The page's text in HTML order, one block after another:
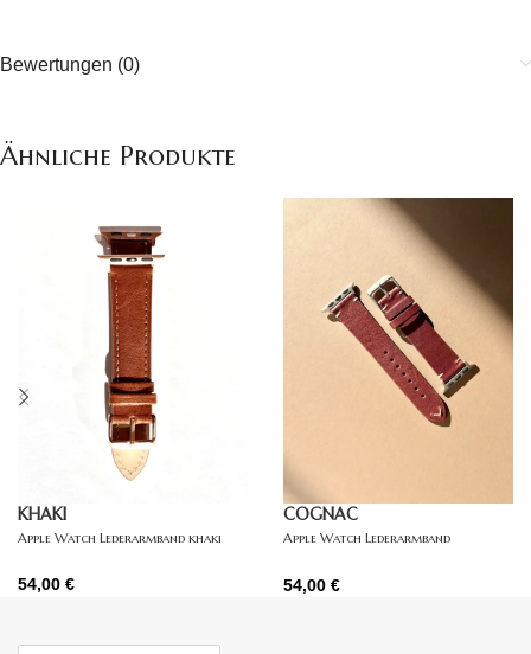
Bewertungen (0)
Ähnliche Produkte
KHAKI
Apple Watch Lederarmband khaki
54,00 €
COGNAC
Apple Watch Lederarmband
54,00 €